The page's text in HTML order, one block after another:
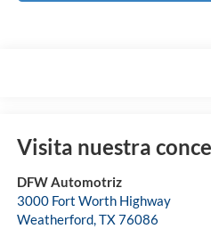
Visita nuestra
DFW Automotriz
3000 Fort Worth Highway
Weatherford,TX76086